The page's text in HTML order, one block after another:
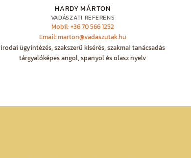
HARDY MÁRTON
VADÁSZATI REFERENS
Mobil: +36 70 566 1252
Email: marton@vadaszutak.hu
irodai ügyintézés, szakszerű kísérés, szakmai tanácsadás
tárgyalóképes angol, spanyol és olasz nyelv